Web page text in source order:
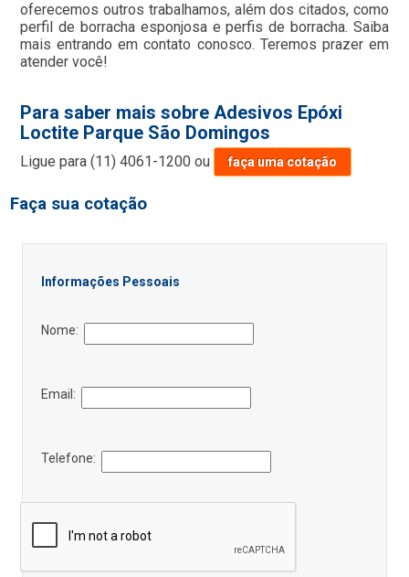
oferecemos outros trabalhamos, além dos citados, como
perfil de borracha esponjosa e perfis de borracha. Saiba
mais entrando em contato conosco. Teremos prazer em
atender você!
Para saber mais sobre Adesivos Epóxi
Loctite Parque São Domingos
Ligue para(11) 4061-1200 ou faça uma cotação
Faça sua cotação
Informações Pessoais
Nome:
Email:
Telefone: